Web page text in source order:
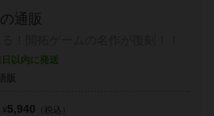
通販
以内に発送
¥5,940 （税込）